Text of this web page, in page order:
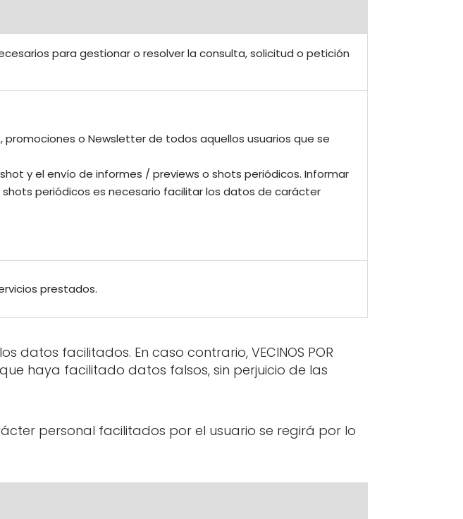
para gestionar o resolver la consulta, solicitud o petición
o Newsletter de todos aquellos usuarios que se
y el envío de informes / previews o shots periódicos. Informar
periódicos es necesario facilitar los datos de carácter
prestados.
datos facilitados. En caso contrario, VECINOS POR
que haya facilitado datos falsos, sin perjuicio de las
personal facilitados por el usuario se regirá por lo